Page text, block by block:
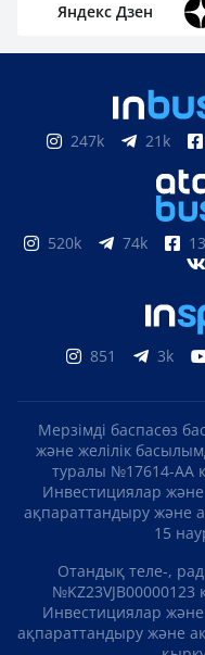
Яндекс Дзен
247k 21k
520k 74k
851 3k
Мерзімді баспасөз
және желілік
туралы №17614-АА
Инвестициялар және
ақпараттандыру және
15
Отандық теле-,
№KZ23VJB00000123
Инвестициялар және
ақпараттандыру және